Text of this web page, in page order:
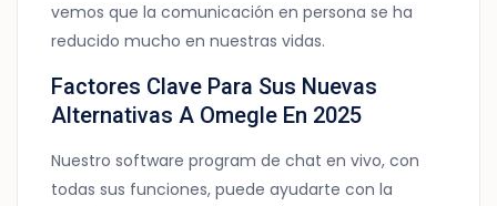
vemos que la comunicación en persona se ha
reducido mucho en nuestras vidas.
Factores Clave Para Sus Nuevas
Alternativas A Omegle En 2025
Nuestro software program de chat en vivo, con
todas sus funciones, puede ayudarte con la